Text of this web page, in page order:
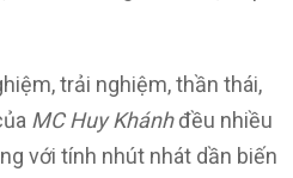
trải nghiệm, thần thái,
MC Huy Khánhđều nhiều
với tính nhút nhát dần biến